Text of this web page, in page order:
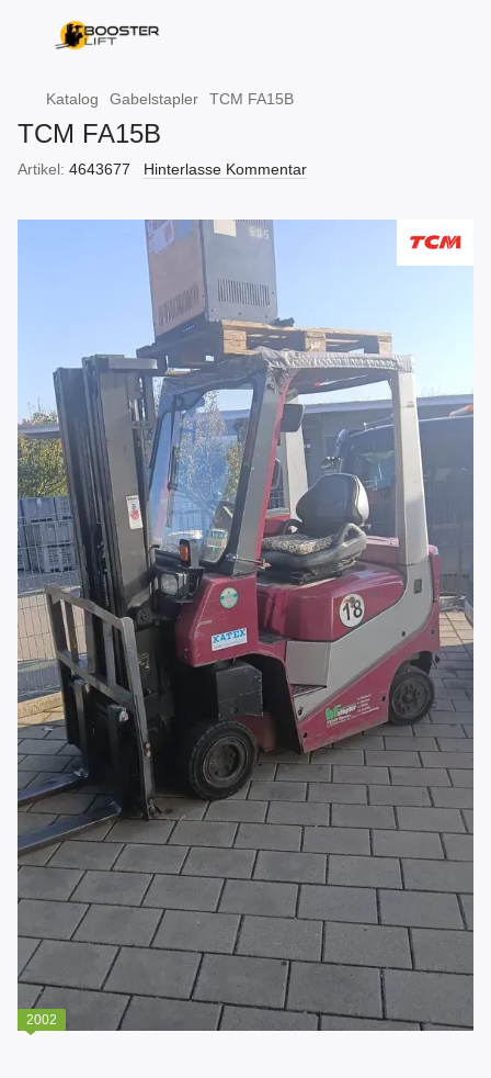
Katalog Gabelstapler TCM FA15B
TCM FA15B
Artikel: 4643677 Hinterlasse Kommentar
2002